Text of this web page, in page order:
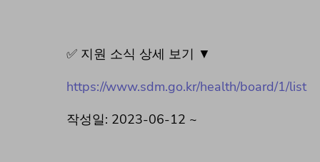
✅ 지원 소식 상세 보기 ▼
https://www.sdm.go.kr/health/board/1/list
작성일: 2023-06-12 ~